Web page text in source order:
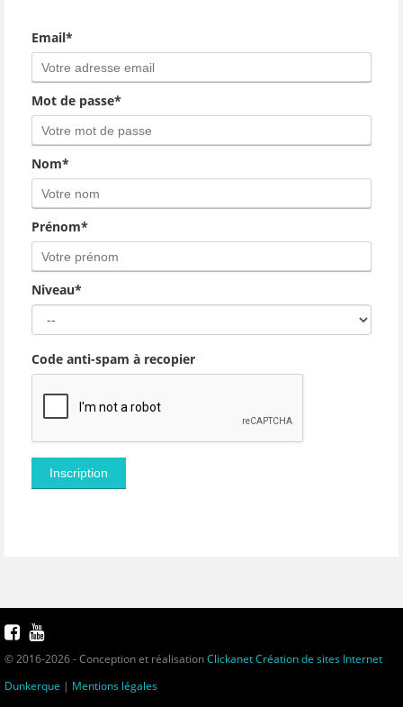
Email*
Mot de passe*
Nom*
Prénom*
Niveau*
Code anti-spam à recopier
© 2016-2026 - Conception et réalisationClickanet Création de sites Internet
Dunkerque | Mentions légales